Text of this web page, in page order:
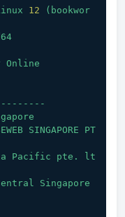
12
(bookwor
Online
SINGAPORE
PT
Pacific pte.
lt
Singapore